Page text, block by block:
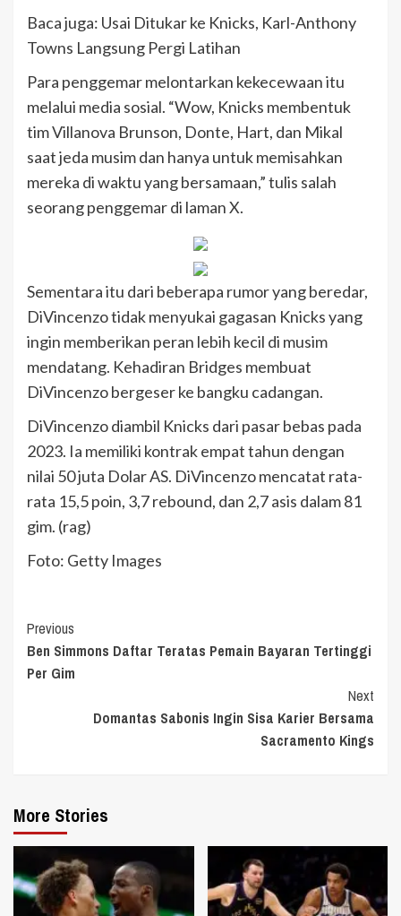
Baca juga: Usai Ditukar ke Knicks, Karl-Anthony
Towns Langsung Pergi Latihan
Para penggemar melontarkan kekecewaan itu
melalui media sosial. “Wow, Knicks membentuk
tim Villanova Brunson, Donte, Hart, dan Mikal
saat jeda musim dan hanya untuk memisahkan
mereka di waktu yang bersamaan,” tulis salah
seorang penggemar di laman X.
Sementara itu dari beberapa rumor yang beredar,
DiVincenzo tidak menyukai gagasan Knicks yang
ingin memberikan peran lebih kecil di musim
mendatang. Kehadiran Bridges membuat
DiVincenzo bergeser ke bangku cadangan.
DiVincenzo diambil Knicks dari pasar bebas pada
2023. Ia memiliki kontrak empat tahun dengan
nilai 50 juta Dolar AS. DiVincenzo mencatat rata-
rata 15,5 poin, 3,7 rebound, dan 2,7 asis dalam 81
gim. (rag)
Foto: Getty Images
Continue
Reading
Previous
Ben Simmons Daftar Teratas Pemain Bayaran Tertinggi
Per Gim
Next
Domantas Sabonis Ingin Sisa Karier Bersama
Sacramento Kings
More Stories